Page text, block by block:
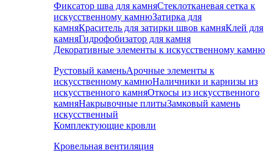
Фиксатор шва для камняСтеклотканевая сетка к
искусственному камнюЗатирка для
камняКраситель для затирки швов камняКлей для
камняГидрофобизатор для камня
Декоративные элементы к искусственному камню
Рустовый каменьАрочные элементы к
искусственному камнюНаличники и карнизы из
искусственного камняОткосы из искусственного
камняНакрывочные плитыЗамковый камень
искусственный
Комплектующие кровли
Кровельная вентиляция